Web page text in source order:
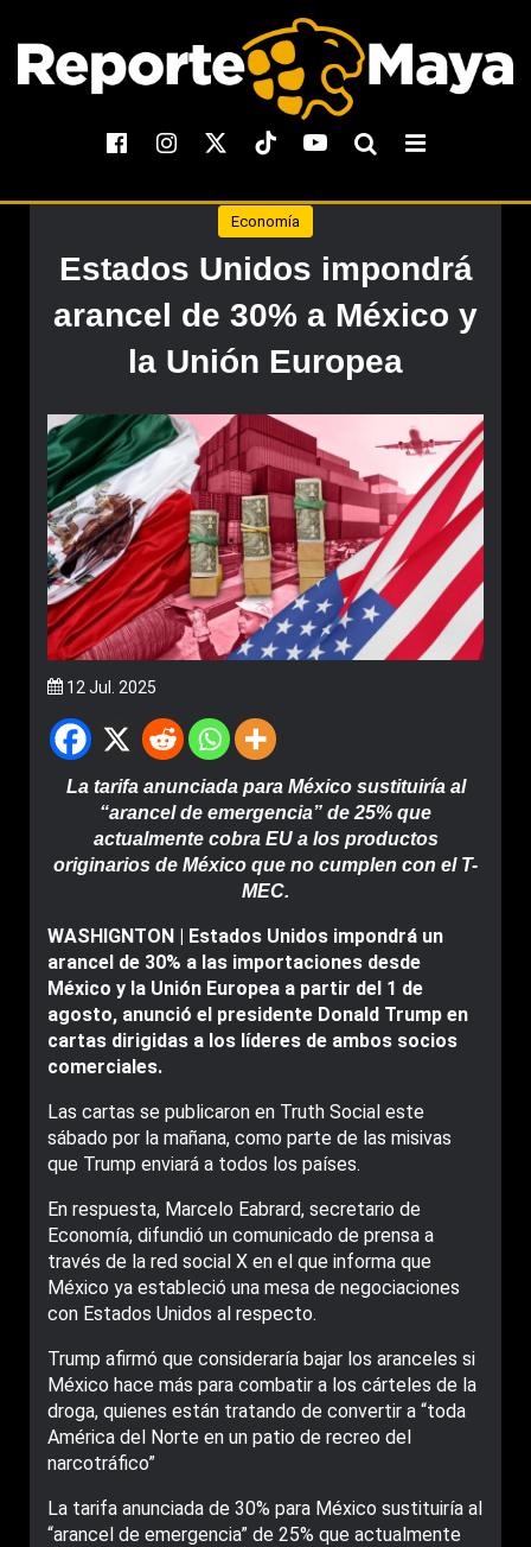
Economía
Estados Unidos impondrá
arancel de 30% a México y
la Unión Europea
12 Jul. 2025
La tarifa anunciada para México sustituiría al
“arancel de emergencia” de 25% que
actualmente cobra EU a los productos
originarios de México que no cumplen con el T-
MEC.
WASHIGNTON | Estados Unidos impondrá un
arancel de 30% a las importaciones desde
México y la Unión Europea a partir del 1 de
agosto, anunció el presidente Donald Trump en
cartas dirigidas a los líderes de ambos socios
comerciales.
Las cartas se publicaron en Truth Social este
sábado por la mañana, como parte de las misivas
que Trump enviará a todos los países.
En respuesta, Marcelo Eabrard, secretario de
Economía, difundió un comunicado de prensa a
través de la red social X en el que informa que
México ya estableció una mesa de negociaciones
con Estados Unidos al respecto.
Trump afirmó que consideraría bajar los aranceles si
México hace más para combatir a los cárteles de la
droga, quienes están tratando de convertir a “toda
América del Norte en un patio de recreo del
narcotráfico”
La tarifa anunciada de 30% para México sustituiría al
“arancel de emergencia” de 25% que actualmente